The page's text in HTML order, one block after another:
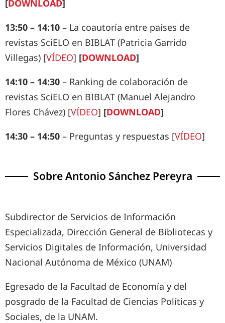
[DOWNLOAD]
13:50 – 14:10 – La coautoría entre países de
revistas SciELO en BIBLAT (Patricia Garrido
Villegas) [VÍDEO] [DOWNLOAD]
14:10 – 14:30 – Ranking de colaboración de
revistas SciELO en BIBLAT (Manuel Alejandro
Flores Chávez) [VÍDEO] [DOWNLOAD]
14:30 – 14:50 – Preguntas y respuestas [VÍDEO]
SobreAntonio Sánchez Pereyra
Subdirector de Servicios de Información
Especializada, Dirección General de Bibliotecas y
Servicios Digitales de Información, Universidad
Nacional Autónoma de México (UNAM)
Egresado de la Facultad de Economía y del
posgrado de la Facultad de Ciencias Políticas y
Sociales, de la UNAM.